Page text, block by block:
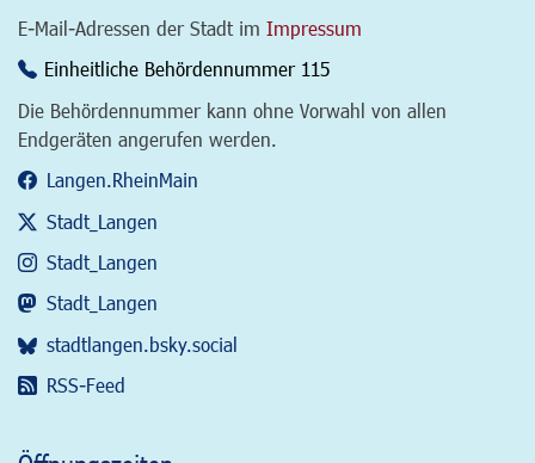
E-Mail-Adressen der Stadt im Impressum
Einheitliche Behördennummer 115
Die Behördennummer kann ohne Vorwahl von allen
Endgeräten angerufen werden.
Langen.RheinMain
Stadt_Langen
Stadt_Langen
Stadt_Langen
stadtlangen.bsky.social
RSS-Feed